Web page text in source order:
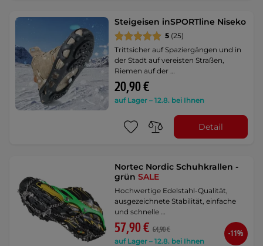
Steigeisen inSPORTline Niseko
5 (25)
Trittsicher auf Spaziergängen und in
der Stadt auf vereisten Straßen,
Riemen auf der …
20,90 €
auf Lager – 12.8. bei Ihnen
Detail
Nortec Nordic Schuhkrallen -
grünSALE
Hochwertige Edelstahl-Qualität,
ausgezeichnete Stabilität, einfache
und schnelle …
57,90 € 64,90 €
auf Lager – 12.8. bei Ihnen
-11%